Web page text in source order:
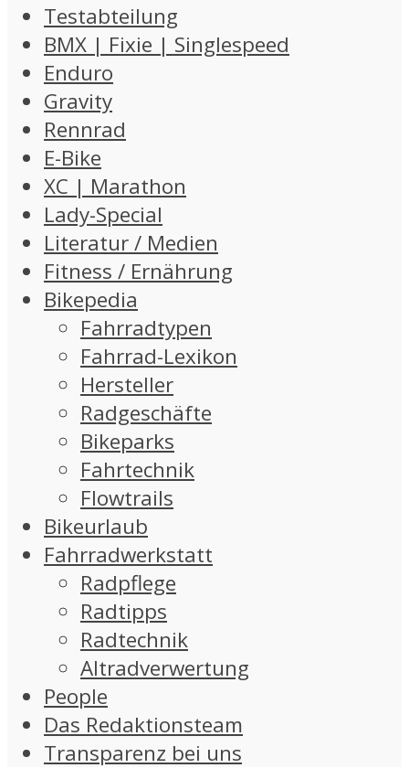
Testabteilung
BMX | Fixie | Singlespeed
Enduro
Gravity
Rennrad
E-Bike
XC | Marathon
Lady-Special
Literatur / Medien
Fitness / Ernährung
Bikepedia
Fahrradtypen
Fahrrad-Lexikon
Hersteller
Radgeschäfte
Bikeparks
Fahrtechnik
Flowtrails
Bikeurlaub
Fahrradwerkstatt
Radpflege
Radtipps
Radtechnik
Altradverwertung
People
Das Redaktionsteam
Transparenz bei uns